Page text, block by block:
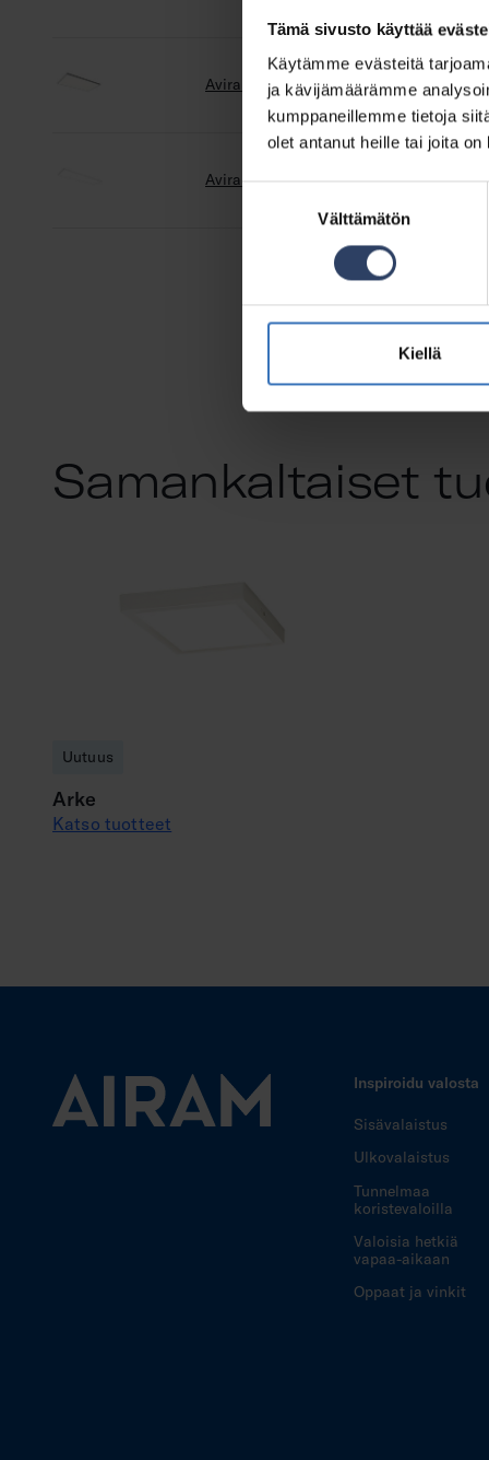
Tämä sivusto käyttää
Käytämme evästeitä
ja kävijämäärämme
kumppaneillemme tietoja
olet antanut heille tai joita
Suostumuksen
Välttämätön
Kiellä
Avira M IP20 23W CCT DIM REMOTE VA
Avira L IP20 42W CCT DIM REMOTE VA
Samankaltaiset
Uutuus
Arke
Katso tuotteet
Inspiroidu valosta
Sisävalaistus
Ulkovalaistus
Tunnelmaa
koristevaloilla
Valoisia hetkiä
vapaa-aikaan
Oppaat ja vinkit